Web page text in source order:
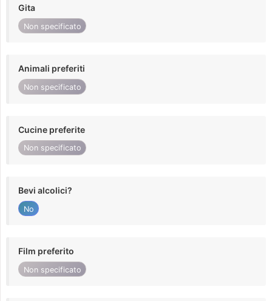
Gita
Non specificato
Animali preferiti
Non specificato
Cucine preferite
Non specificato
Bevi alcolici?
No
Film preferito
Non specificato